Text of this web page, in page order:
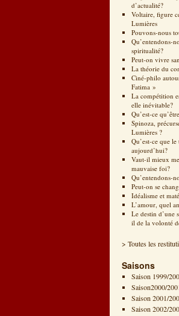
d’actualité?
Voltaire, figure
Lumières
Pouvons-nous
Qu’entendons-
spiritualité?
Peut-on vivre
La théorie du
Ciné-philo
Fatima »
La compétition
elle inévitable?
Qu’est-ce
Spinoza,
Lumières ?
Qu’est-ce que le
aujourd’hui?
Vaut-il mieux
mauvaise foi?
Qu’entendons-
Peut-on se
Idéalisme et
L’amour, quel
Le destin d’une
il de la volonté
> Toutes les
Saisons
Saison 1999/
Saison2000/
Saison 2001/
Saison 2002/